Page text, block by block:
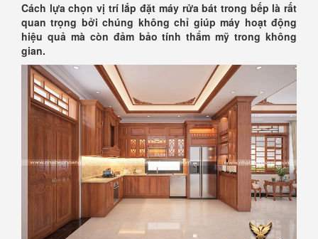
Cách lựa chọn vị trí lắp đặt máy rửa bát trong bếp là rất
quan trọng bởi chúng không chỉ giúp máy hoạt động
hiệu quả mà còn đảm bảo tính thẩm mỹ trong không
gian.